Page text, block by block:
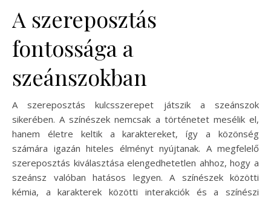
A szereposztás
fontossága a
szeánszokban
A szereposztás kulcsszerepet játszik a szeánszok
sikerében. A színészek nemcsak a történetet mesélik el,
hanem életre keltik a karaktereket, így a közönség
számára igazán hiteles élményt nyújtanak. A megfelelő
szereposztás kiválasztása elengedhetetlen ahhoz, hogy a
szeánsz valóban hatásos legyen. A színészek közötti
kémia, a karakterek közötti interakciók és a színészi